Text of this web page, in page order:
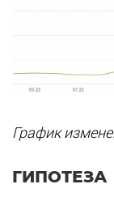
График
ГИПОТЕЗА